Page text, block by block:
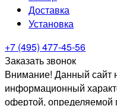
Доставка
Установка
+7 (495) 477-45-56
Заказать звонок
Внимание! Данный сайт
информационный
офертой, определяемой